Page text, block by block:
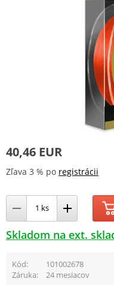
40,46 EUR
Zľava 3 % po registrácii
Skladom na ext.
Kód 101002678
Záruka
24 mesiacov